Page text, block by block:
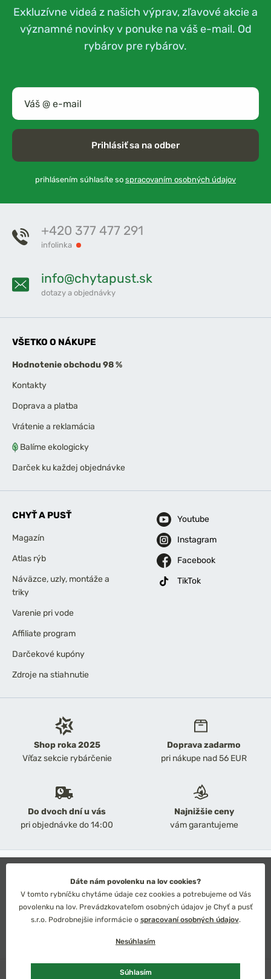
Exkluzívne videá z našich výprav, zľavové akcie a
významné novinky v ponuke na váš e-mail. Od
rybárov pre rybárov.
Prihlásiť sa na odber
prihlásením súhlasíte so spracovaním osobných údajov
Shop roka 2025
Víťaz sekcie rybárčenie
Doprava zadarmo
pri nákupe nad 56 EUR
Do dvoch dní u vás
pri objednávke do 14:00
Najnižšie ceny
vám garantujeme
+420 377 477 291
infolinka
info@chytapust.sk
dotazy a objednávky
VŠETKO O NÁKUPE
Hodnotenie obchodu 98 %
Kontakty
Doprava a platba
Vrátenie a reklamácia
Balíme ekologicky
Darček ku každej objednávke
CHYŤ A PUSŤ
Magazín
Atlas rýb
Náväzce, uzly, montáže a
triky
Varenie pri vode
Affiliate program
Darčekové kupóny
Zdroje na stiahnutie
Youtube
Instagram
Facebook
TikTok
Obchodné podmienky
Ochrana osobných údajov
Technické riešenie: Simplia s.r.o.
Strategický dizajn: Petr Široký
Dáte nám povolenku na lov cookies?
V tomto rybníčku chytáme údaje cez cookies a potrebujeme od Vás
povolenku na lov. Prevádzkovateľom osobných údajov je Chyť a pusť
s.r.o. Podrobnejšie informácie o spracovaní osobných údajov.
Nesúhlasím
Súhlasím